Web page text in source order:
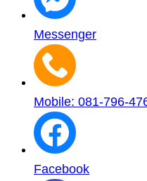
Messenger
Mobile: 081-796-
Facebook